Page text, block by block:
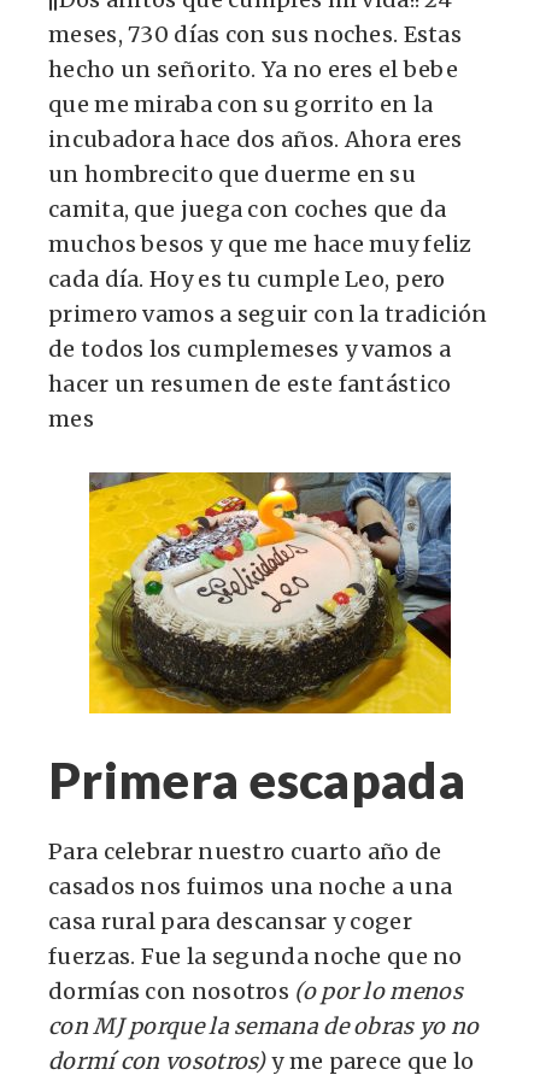
meses, 730 días con sus noches. Estas
hecho un señorito. Ya no eres el bebe
que me miraba con su gorrito en la
incubadora hace dos años. Ahora eres
un hombrecito que duerme en su
camita, que juega con coches que da
muchos besos y que me hace muy feliz
cada día. Hoy es tu cumple Leo, pero
primero vamos a seguir con la tradición
de todos los cumplemeses y vamos a
hacer un resumen de este fantástico
mes
Primera escapada
Para celebrar nuestro cuarto año de
casados nos fuimos una noche a una
casa rural para descansar y coger
fuerzas. Fue la segunda noche que no
dormías con nosotros (o por lo menos
con MJ porque la semana de obras yo no
dormí con vosotros)y me parece que lo